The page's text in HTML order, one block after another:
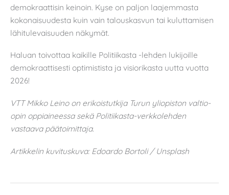
demokraattisin keinoin. Kyse on paljon laajemmasta
kokonaisuudesta kuin vain talouskasvun tai kuluttamisen
lähitulevaisuuden näkymät.
Haluan toivottaa kaikille Politiikasta -lehden lukijoille
demokraattisesti optimistista ja visiorikasta uutta vuotta
2026!
VTT Mikko Leino on erikoistutkija Turun yliopiston valtio-
opin oppiaineessa sekä Politiikasta-verkkolehden
vastaava päätoimittaja.
Artikkelin kuvituskuva: Edoardo Bortoli / Unsplash